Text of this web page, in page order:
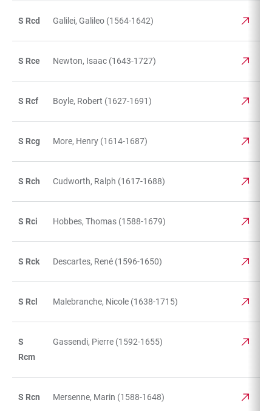
S Rcd Galilei, Galileo (1564-1642)
S Rce Newton, Isaac (1643-1727)
S Rcf Boyle, Robert (1627-1691)
S Rcg More, Henry (1614-1687)
S Rch Cudworth, Ralph (1617-1688)
S Rci Hobbes, Thomas (1588-1679)
S Rck Descartes, René (1596-1650)
S Rcl Malebranche, Nicole (1638-1715)
S
Rcm
Gassendi, Pierre (1592-1655)
S Rcn Mersenne, Marin (1588-1648)